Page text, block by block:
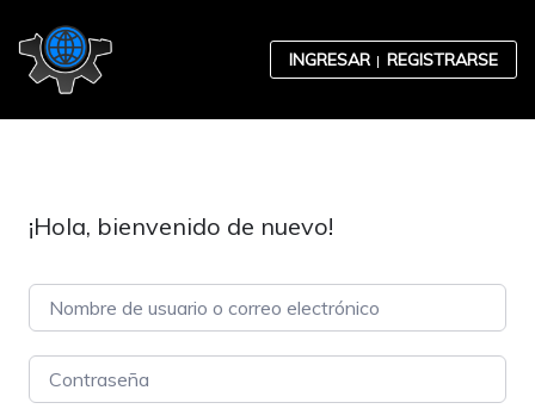
INGRESAR REGISTRARSE
Contabilidad
Desarrollo Organizacional
¡Hola, bienvenido de nuevo!